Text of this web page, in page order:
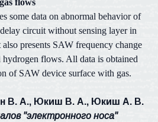
flows
some data on abnormal behavior of
circuit without sensing layer in
presents SAW frequency change
flows. All data is obtained
of SAW device surface with gas.
В. А., Юкиш В. А., Юкиш А. В.
"электронного носа"